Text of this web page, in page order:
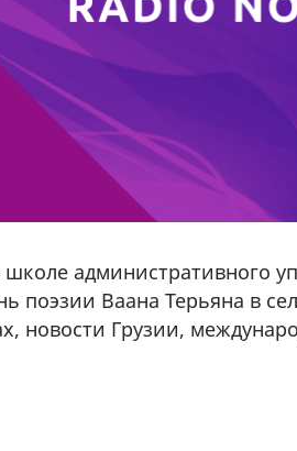
школе административного
поэзии Ваана Терьяна в
новости Грузии,